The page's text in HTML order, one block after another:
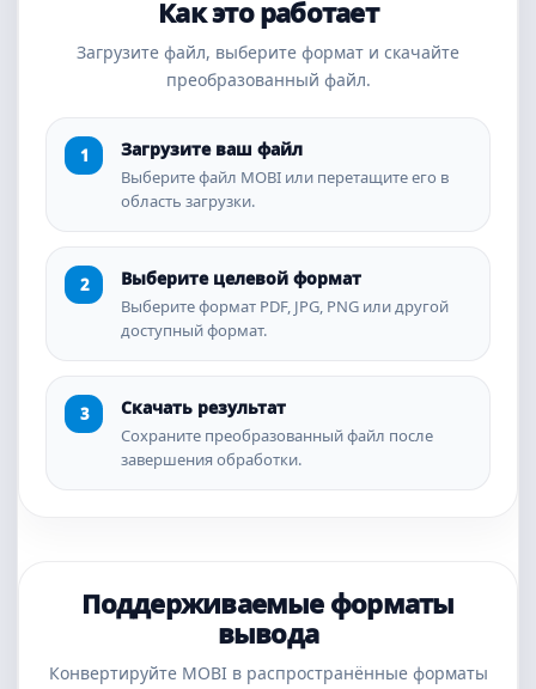
Как это работает
Загрузите файл, выберите формат и скачайте
преобразованный файл.
Загрузите ваш файл
Выберите файл MOBI или перетащите его в
область загрузки.
Выберите целевой формат
Выберите формат PDF, JPG, PNG или другой
доступный формат.
Скачать результат
Сохраните преобразованный файл после
завершения обработки.
Поддерживаемые форматы
вывода
Конвертируйте MOBI в распространённые форматы